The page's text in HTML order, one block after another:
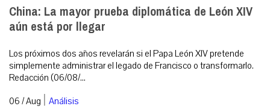
China: La mayor prueba diplomática de León XIV
aún está por llegar
Los próximos dos años revelarán si el Papa León XIV pretende
simplemente administrar el legado de Francisco o transformarlo.
Redacción (06/08/...
06 / Aug | Análisis